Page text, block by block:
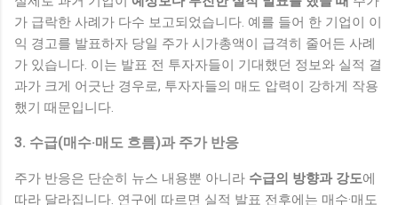
가 급락한 사례가 다수 보고되었습니다. 예를 들어 한 기업이 이
익 경고를 발표하자 당일 주가 시가총액이 급격히 줄어든 사례
가 있습니다. 이는 발표 전 투자자들이 기대했던 정보와 실적 결
과가 크게 어긋난 경우로, 투자자들의 매도 압력이 강하게 작용
했기 때문입니다.
3. 수급(매수·매도 흐름)과 주가 반응
주가 반응은 단순히 뉴스 내용뿐 아니라 수급의 방향과 강도에
따라 달라집니다. 연구에 따르면 실적 발표 전후에는 매수·매도